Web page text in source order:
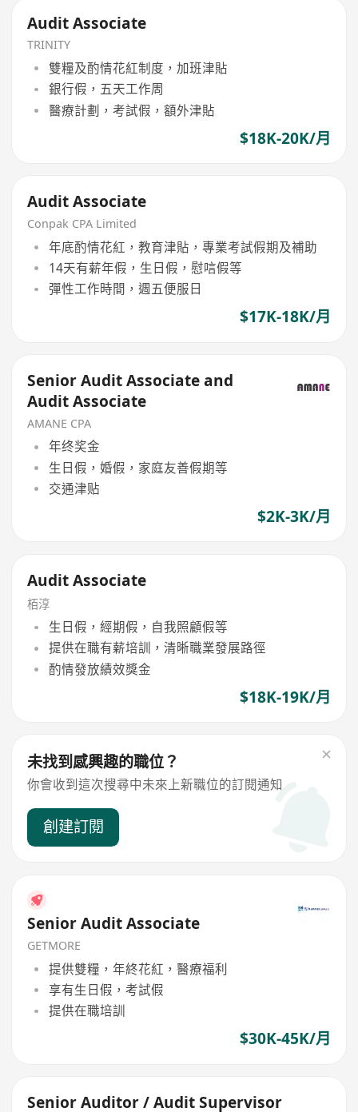
Audit Associate
TRINITY
雙糧及酌情花紅制度，加班津貼
銀行假，五天工作周
醫療計劃，考試假，額外津貼
$18K-20K/月
Audit Associate
Conpak CPA Limited
年底酌情花紅，教育津貼，專業考試假期及補助
14天有薪年假，生日假，慰唁假等
彈性工作時間，週五便服日
$17K-18K/月
Senior Audit Associate and
Audit Associate
AMANE CPA
年终奖金
生日假，婚假，家庭友善假期等
交通津贴
$2K-3K/月
Audit Associate
栢淳
生日假，經期假，自我照顧假等
提供在職有薪培訓，清晰職業發展路徑
酌情發放績效獎金
$18K-19K/月
未找到感興趣的職位？
你會收到這次搜尋中未來上新職位的訂閱通知
創建訂閱
Senior Audit Associate
GETMORE
提供雙糧，年終花紅，醫療福利
享有生日假，考試假
提供在職培訓
$30K-45K/月
Senior Auditor / Audit Supervisor